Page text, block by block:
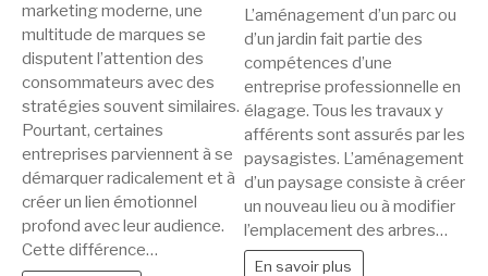
marketing moderne, une
multitude de marques se
disputent l’attention des
consommateurs avec des
stratégies souvent similaires.
Pourtant, certaines
entreprises parviennent à se
démarquer radicalement et à
créer un lien émotionnel
profond avec leur audience.
Cette différence…
L’aménagement d’un parc ou
d’un jardin fait partie des
compétences d’une
entreprise professionnelle en
élagage. Tous les travaux y
afférents sont assurés par les
paysagistes. L’aménagement
d’un paysage consiste à créer
un nouveau lieu ou à modifier
l’emplacement des arbres…
En savoir plus